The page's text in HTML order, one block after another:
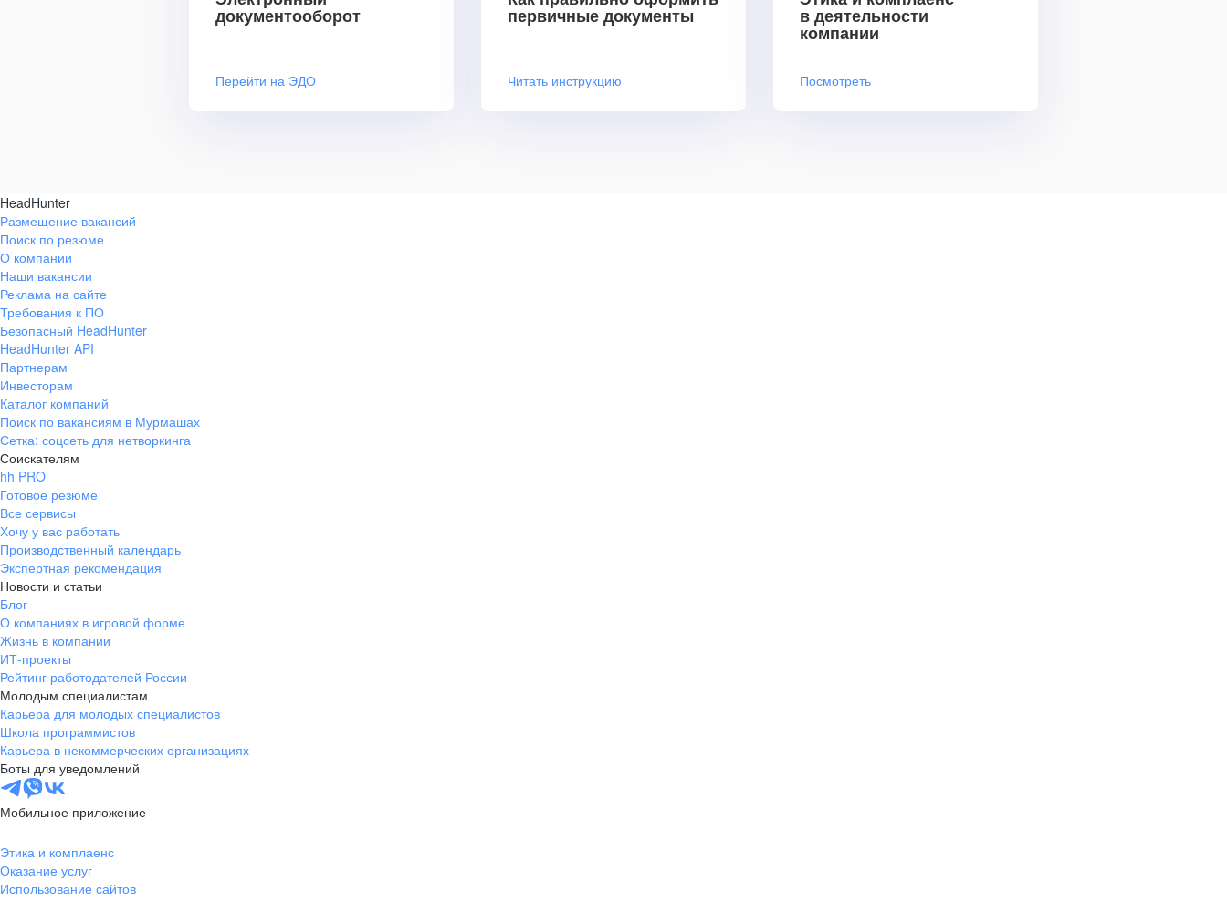
документооборот
Перейти на ЭДО
первичные документы
Читать инструкцию
в деятельности
компании
Посмотреть
HeadHunter
Размещение вакансий
Поиск по резюме
О компании
Наши вакансии
Реклама на сайте
Требования к ПО
Безопасный HeadHunter
HeadHunter API
Партнерам
Инвесторам
Каталог компаний
Поиск по вакансиям в Мурмашах
Сетка: соцсеть для нетворкинга
Соискателям
hh PRO
Готовое резюме
Все сервисы
Хочу у вас работать
Производственный календарь
Экспертная рекомендация
Новости и статьи
Блог
О компаниях в игровой форме
Жизнь в компании
ИТ-проекты
Рейтинг работодателей России
Молодым специалистам
Карьера для молодых специалистов
Школа программистов
Карьера в некоммерческих организациях
Боты для уведомлений
Мобильное приложение
Этика и комплаенс
Оказание услуг
Использование сайтов